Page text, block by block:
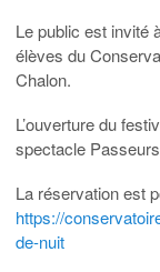
Le public est invité
élèves du
Chalon.
L’ouverture du
spectacle
La réservation est
https://
de-nuit